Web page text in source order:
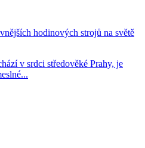
hodinových strojů na světě
v srdci středověké Prahy, je